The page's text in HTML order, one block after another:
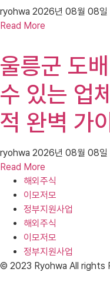
ryohwa 2026년 08월 08일
Read More
울릉군 도
수 있는 업
적 완벽 가
ryohwa 2026년 08월 08일
Read More
해외주식
이모저모
정부지원사업
해외주식
이모저모
정부지원사업
© 2023 Ryohwa All rights